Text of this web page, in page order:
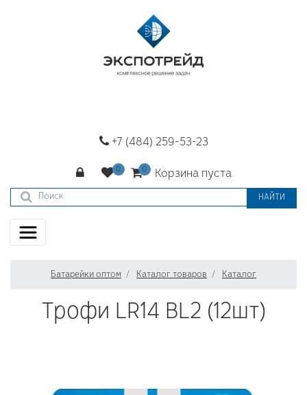
+7 (484) 259-53-23
Корзина пуста
НАЙТИ
Батарейки оптом Каталог товаров Каталог
Трофи LR14 BL2 (12шт)